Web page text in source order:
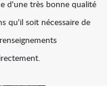
d'une très bonne qualité
qu'il soit nécessaire de